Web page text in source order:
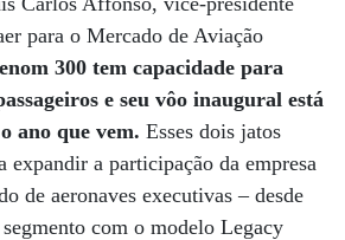
para o Mercado de Aviação
300 tem capacidade para
e seu vôo inaugural está
ano que vem. Esses dois jatos
expandir a participação da empresa
de aeronaves executivas – desde
segmento com o modelo Legacy